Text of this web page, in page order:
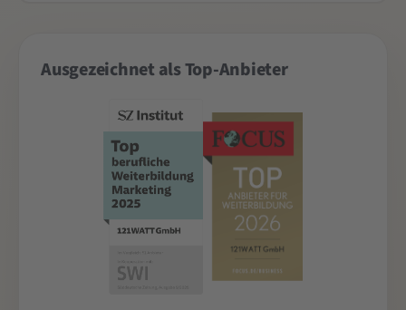
Ausgezeichnet als Top-Anbieter